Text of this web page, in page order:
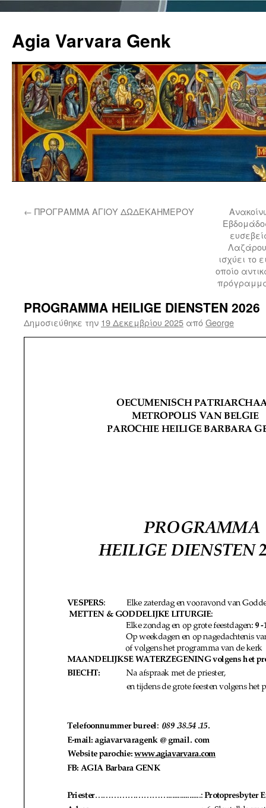
Agia Varvara Genk
σε← ΠΡΟΓΡΑΜΜΑ ΑΓΙΟΥ ΔΩΔΕΚΑΗΜΕΡΟΥ
ισχύει το
οποίο
PROGRAMMA HEILIGE DIENSTEN 2026
Δημοσιεύθηκε την 19 Δεκεμβρίου 2025 απόGeorge